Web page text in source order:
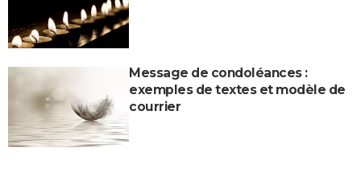
Message de condoléances :
exemples de textes et modèle de
courrier